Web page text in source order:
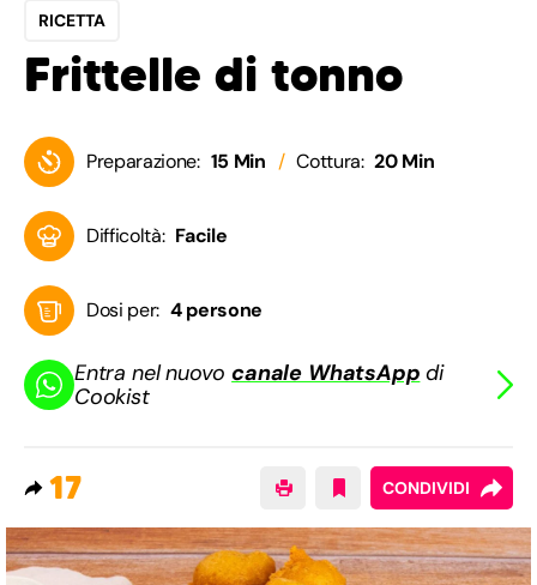
RICETTA
Frittelle di tonno
Preparazione: 15 Min Cottura: 20 Min
Difficoltà: Facile
Dosi per: 4 persone
Entra nel nuovocanale WhatsApp di
Cookist
17 CONDIVIDI